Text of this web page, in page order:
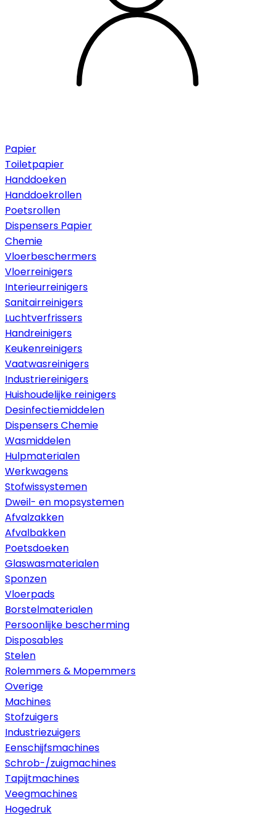
Papier
Toiletpapier
Handdoeken
Handdoekrollen
Poetsrollen
Dispensers Papier
Chemie
Vloerbeschermers
Vloerreinigers
Interieurreinigers
Sanitairreinigers
Luchtverfrissers
Handreinigers
Keukenreinigers
Vaatwasreinigers
Industriereinigers
Huishoudelijke reinigers
Desinfectiemiddelen
Dispensers Chemie
Wasmiddelen
Hulpmaterialen
Werkwagens
Stofwissystemen
Dweil- en mopsystemen
Afvalzakken
Afvalbakken
Poetsdoeken
Glaswasmaterialen
Sponzen
Vloerpads
Borstelmaterialen
Persoonlijke bescherming
Disposables
Stelen
Rolemmers & Mopemmers
Overige
Machines
Stofzuigers
Industriezuigers
Eenschijfsmachines
Schrob-/zuigmachines
Tapijtmachines
Veegmachines
Hogedruk